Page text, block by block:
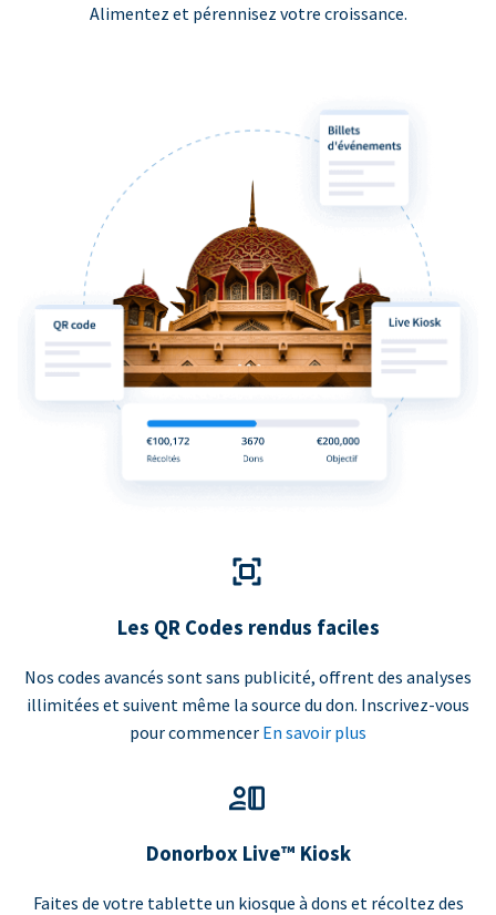
Alimentez et pérennisez votre croissance.
Les QR Codes rendus faciles
Nos codes avancés sont sans publicité, offrent des analyses
illimitées et suivent même la source du don. Inscrivez-vous
pour commencer En savoir plus
Donorbox Live™ Kiosk
Faites de votre tablette un kiosque à dons et récoltez des